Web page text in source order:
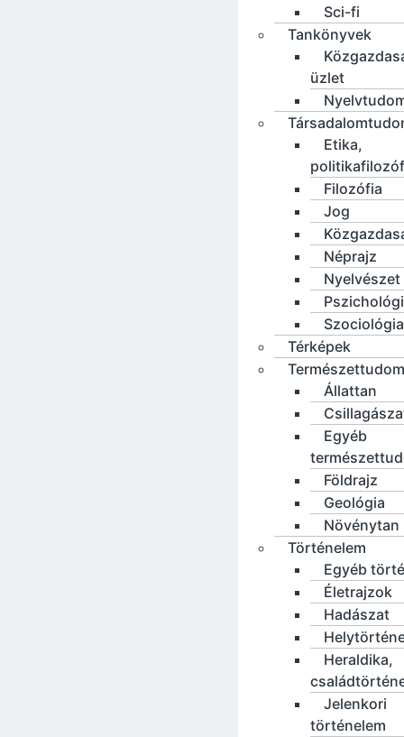
Sci-fi
Tankönyvek
üzlet
Etika,
Filozófia
Jog
Néprajz
Nyelvészet
Szociológia
Térképek
Állattan
Egyéb
Földrajz
Geológia
Növénytan
Történelem
Egyéb
Életrajzok
Hadászat
Heraldika,
Jelenkori
történelem